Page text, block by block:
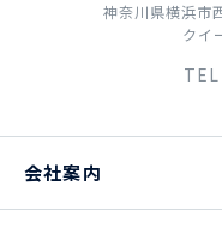
神奈川県横浜市
クイ
会社案内